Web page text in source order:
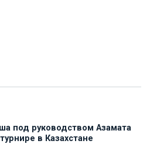
под руководством Азамата
в Казахстане